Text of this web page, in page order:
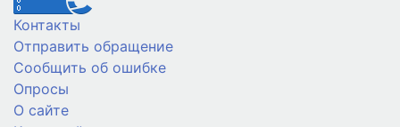
Контакты
Отправить обращение
Сообщить об ошибке
Опросы
О сайте